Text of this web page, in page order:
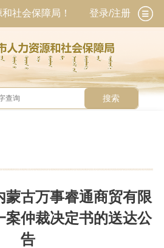
社会保障局！ 登录/注册
搜索
蒙古万事睿通商贸有限
案仲裁决定书的送达公
告